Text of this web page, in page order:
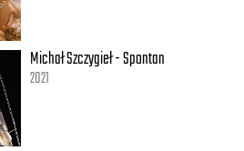
Michał Szczygieł - Spontan
2021